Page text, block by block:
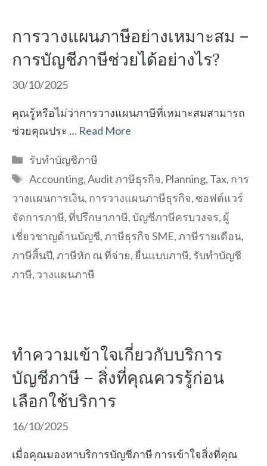
การวางแผนภาษีอย่างเหมาะสม –
การบัญชีภาษีช่วยได้อย่างไร?
30/10/2025
คุณรู้หรือไม่ว่าการวางแผนภาษีที่เหมาะสมสามารถ
ช่วยคุณประ … Read More
Categories
รับทำบัญชีภาษี
Tags
Accounting,Audit ภาษีธุรกิจ, Planning, Tax, การ
วางแผนการเงิน, การวางแผนภาษีธุรกิจ,ซอฟต์แวร์
จัดการภาษี,ที่ปรึกษาภาษี,บัญชีภาษีครบวงจร, ผู้
เชี่ยวชาญด้านบัญชี,ภาษีธุรกิจ SME,ภาษีรายเดือน,
ภาษีสิ้นปี,ภาษีหัก ณ ที่จ่าย, ยื่นแบบภาษี, รับทำบัญชี
ภาษี, วางแผนภาษี
ทำความเข้าใจเกี่ยวกับบริการ
บัญชีภาษี – สิ่งที่คุณควรรู้ก่อน
เลือกใช้บริการ
16/10/2025
เมื่อคุณมองหาบริการบัญชีภาษี การเข้าใจสิ่งที่คุณ